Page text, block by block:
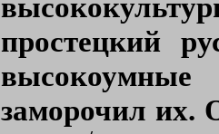
простецкий
высокоумные
заморочил их.